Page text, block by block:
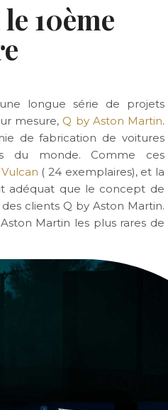
10ème
longue série de projets
mesure, Q by Aston Martin.
de fabrication de voitures
du monde. Comme ces
Vulcan ( 24 exemplaires), et la
adéquat que le concept de
clients Q by Aston Martin.
Martin les plus rares de